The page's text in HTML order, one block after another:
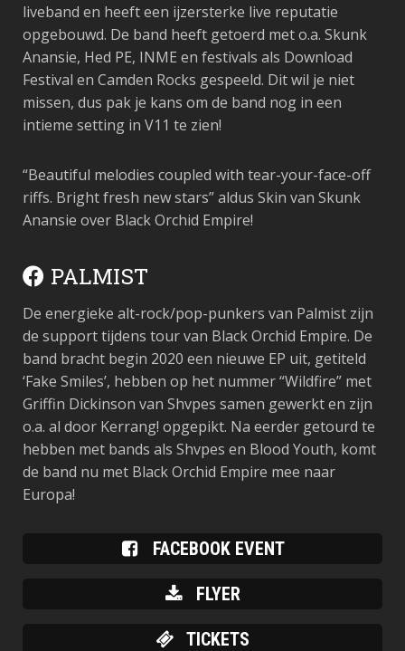
liveband en heeft een ijzersterke live reputatie
opgebouwd. De band heeft getoerd met o.a. Skunk
Anansie, Hed PE, INME en festivals als Download
Festival en Camden Rocks gespeeld. Dit wil je niet
missen, dus pak je kans om de band nog in een
intieme setting in V11 te zien!
“Beautiful melodies coupled with tear-your-face-off
riffs. Bright fresh new stars”aldus Skin van Skunk
Anansie over Black Orchid Empire!
PALMIST
De energieke alt-rock/pop-punkers van Palmist zijn
de support tijdens tour van Black Orchid Empire. De
band bracht begin 2020 een nieuwe EP uit, getiteld
‘Fake Smiles’, hebben op het nummer “Wildfire” met
Griffin Dickinson van Shvpes samen gewerkt en zijn
o.a. al door Kerrang! opgepikt. Na eerder getourd te
hebben met bands als Shvpes en Blood Youth, komt
de band nu met Black Orchid Empire mee naar
Europa!
FACEBOOK EVENT
FLYER
TICKETS